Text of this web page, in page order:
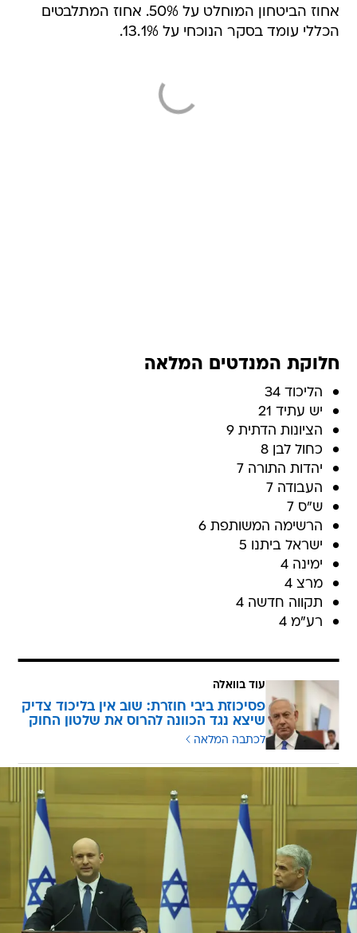
אחוז הביטחון המוחלט על 50%. אחוז המתלבטים
הכללי עומד בסקר הנוכחי על 13.1%.
חלוקת המנדטים המלאה
הליכוד 34
יש עתיד 21
הציונות הדתית 9
כחול לבן 8
יהדות התורה 7
העבודה 7
ש"ס 7
הרשימה המשותפת 6
ישראל ביתנו 5
ימינה 4
מרצ 4
תקווה חדשה 4
רע"מ 4
עוד בוואלה
פסיכוזת ביבי חוזרת: שוב אין בליכוד צדיק
שיצא נגד הכוונה להרוס את שלטון החוק
לכתבה המלאה